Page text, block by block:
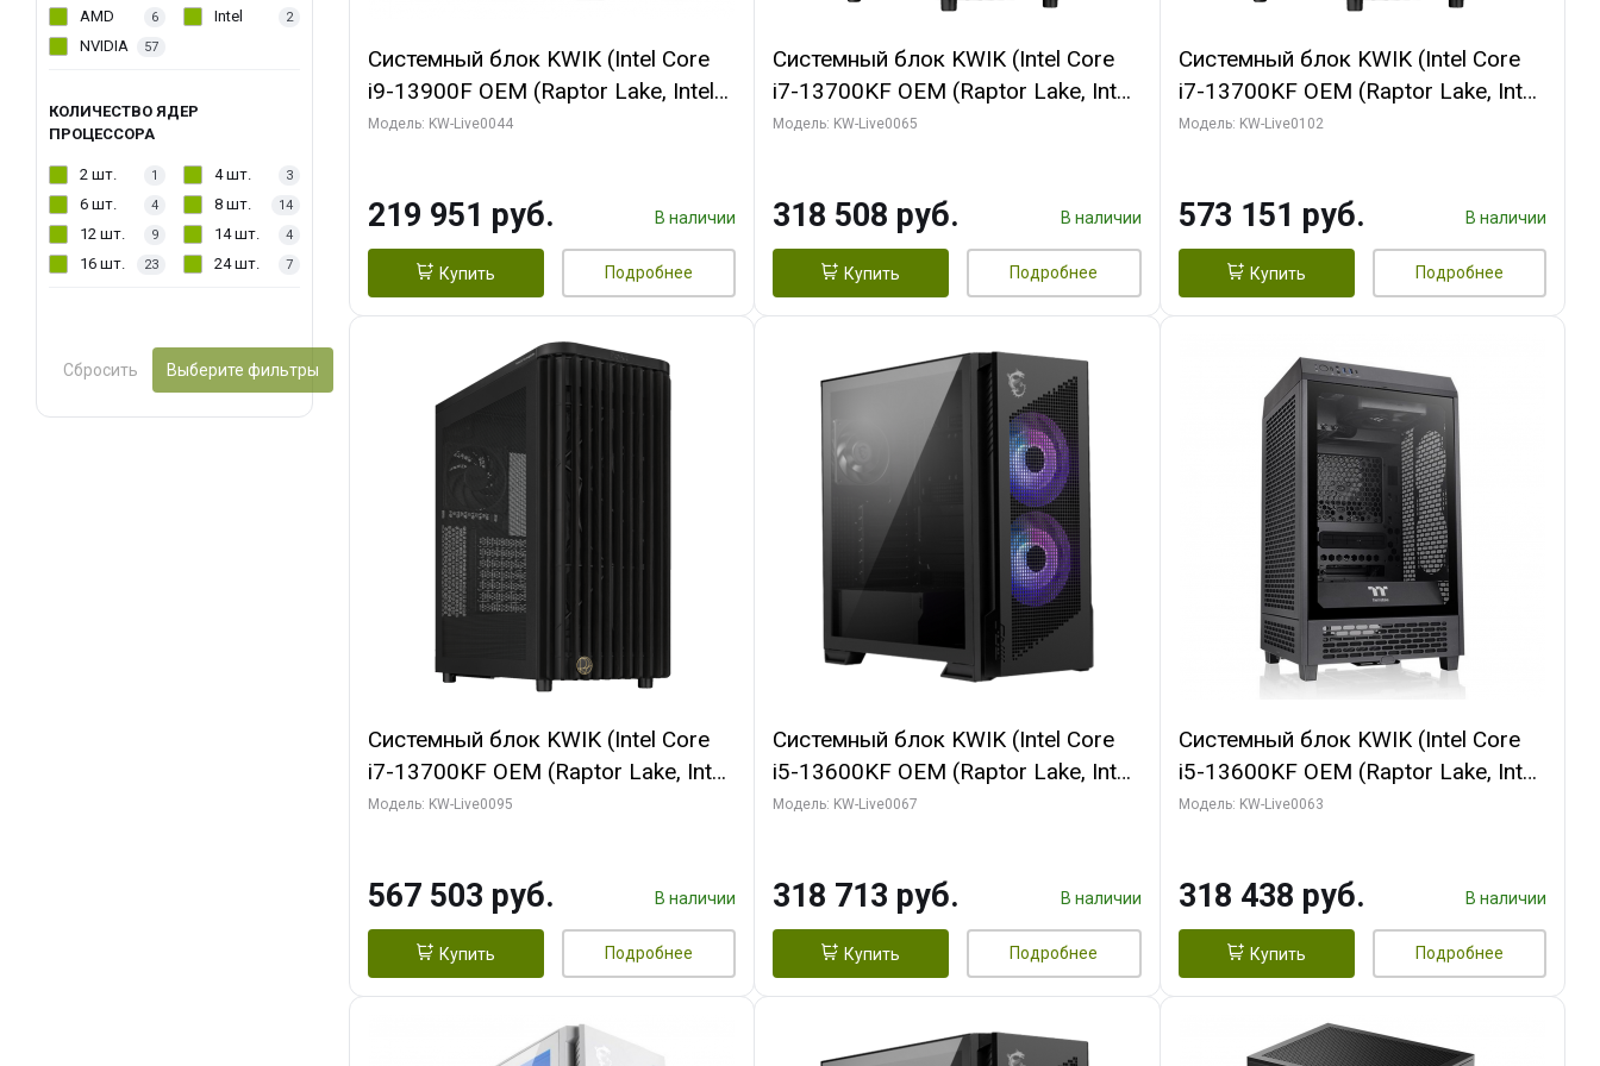
AMD 6 Intel 2
NVIDIA 57
КОЛИЧЕСТВО ЯДЕР
ПРОЦЕССОРА
2 шт. 1 4 шт. 3
6 шт. 4 8 шт. 14
12 шт. 9 14 шт. 4
16 шт. 23 24 шт. 7
Сбросить Выберите фильтры
Системный блок KWIK (Intel Core
i9-13900F OEM (Raptor Lake, Intel
7, Efficient-co/ 32 ГБ ОЗУ (2
HD/ 512 ГБ SSD)
Модель: KW-Live0044
219 951 руб. В наличии
Купить Подробнее
Системный блок KWIK (Intel Core
i7-13700KF OEM (Raptor Lake, Intel
7, C16 8EC/8PC/ 64 ГБ ОЗУ (2
2/ 1 ТБ SSD)
Модель: KW-Live0065
318 508 руб. В наличии
Купить Подробнее
Системный блок KWIK (Intel Core
i7-13700KF OEM (Raptor Lake, Intel
7, C16 8EC/8PC/ 32 ГБ ОЗУ (2
Turbo/ 960 ГБ SSD)
Модель: KW-Live0102
573 151 руб. В наличии
Купить Подробнее
Системный блок KWIK (Intel Core
i7-13700KF OEM (Raptor Lake, Intel
7, C16 8EC/8PC/ 32 ГБ ОЗУ (2
Turbo/ 512 ГБ SSD)
Модель: KW-Live0095
567 503 руб. В наличии
Купить Подробнее
Системный блок KWIK (Intel Core
i5-13600KF OEM (Raptor Lake, Intel
7, C14 8EC/6PC/ 64 ГБ ОЗУ/ Palit
SSD)
Модель: KW-Live0067
318 713 руб. В наличии
Купить Подробнее
Системный блок KWIK (Intel Core
i5-13600KF OEM (Raptor Lake, Intel
7, C14 8EC/6PC/ 64 ГБ ОЗУ/ MSI
SSD)
Модель: KW-Live0063
318 438 руб. В наличии
Купить Подробнее